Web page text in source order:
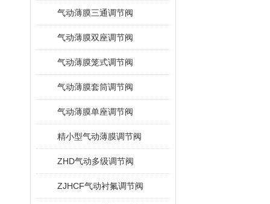
气动薄膜三通调节阀
气动薄膜双座调节阀
气动薄膜笼式调节阀
气动薄膜套筒调节阀
气动薄膜单座调节阀
精小型气动薄膜调节阀
ZHD气动多级调节阀
ZJHCF气动衬氟调节阀